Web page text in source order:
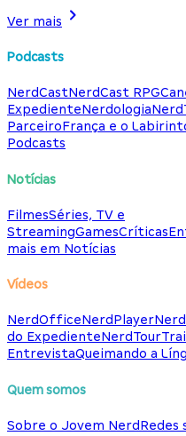
Ver mais
Podcasts
NerdCastNerdCast RPG
ExpedienteNerdologia
ParceiroFrança e o
Podcasts
Notícias
FilmesSéries, TV e
StreamingGamesCríticas
mais em Notícias
Vídeos
NerdOfficeNerdPlayer
do ExpedienteNerdTour
EntrevistaQueimando a
Quem somos
Sobre o Jovem NerdRedes